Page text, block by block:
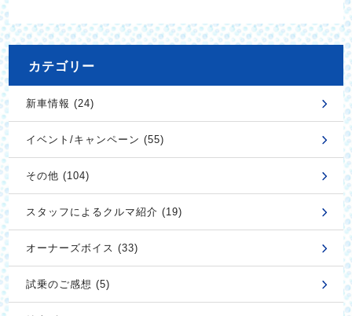
カテゴリー
新車情報 (24)
イベント/キャンペーン (55)
その他 (104)
スタッフによるクルマ紹介 (19)
オーナーズボイス (33)
試乗のご感想 (5)